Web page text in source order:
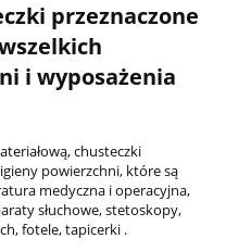
przeznaczone
i wyposażenia
chusteczki
powierzchni, które są
medyczna i operacyjna,
słuchowe, stetoskopy,
fotele, tapicerki .